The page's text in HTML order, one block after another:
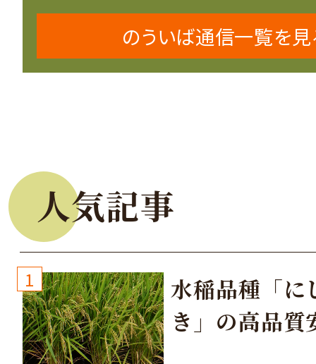
のういば通信一覧を
人気記事
1
水稲品種「に
き」の高品質